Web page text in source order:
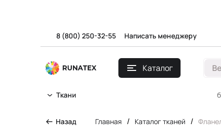
8 (800) 250-32-55 Написать менеджеру
Каталог
Ткани
Назад Главная / Каталог тканей /